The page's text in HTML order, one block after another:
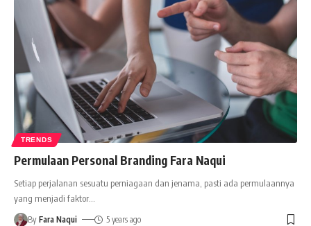
TRENDS
Permulaan Personal Branding Fara Naqui
Setiap perjalanan sesuatu perniagaan dan jenama, pasti ada permulaannya
yang menjadi faktor
By Fara Naqui 5 years ago